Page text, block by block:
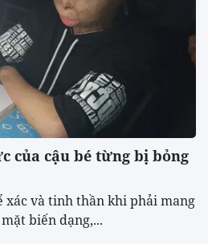
của cậu bé từng bị bỏng
xác và tinh thần khi phải mang
biến dạng,...